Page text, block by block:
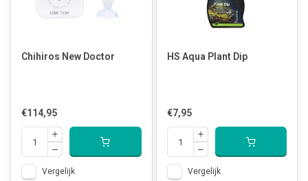
Chihiros New Doctor
€114,95
Vergelijk
HS Aqua Plant Dip
€7,95
Vergelijk